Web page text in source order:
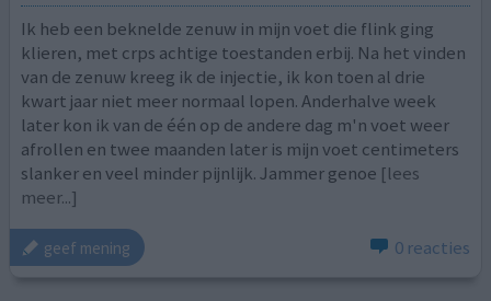
Ik heb een beknelde zenuw in mijn voet die flink ging
klieren, met crps achtige toestanden erbij. Na het vinden
van de zenuw kreeg ik de injectie, ik kon toen al drie
kwart jaar niet meer normaal lopen. Anderhalve week
later kon ik van de één op de andere dag m'n voet weer
afrollen en twee maanden later is mijn voet centimeters
slanker en veel minder pijnlijk. Jammer genoe [lees
meer...]
geef mening 0 reacties